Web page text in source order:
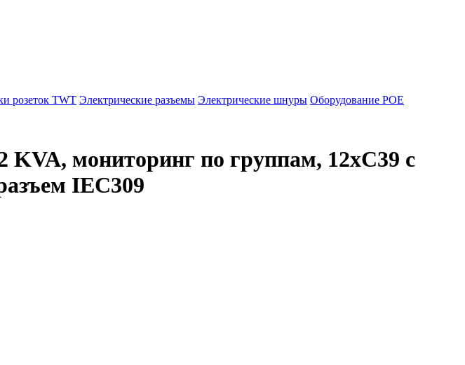
розеток TWT Электрические разъемы Электрические шнуры Оборудование POE
мониторинг по группам, 12xC39 с
IEC309